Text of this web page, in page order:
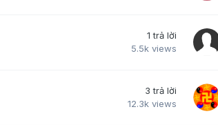
1 trả lời
5.5k views
3 trả lời
12.3k views